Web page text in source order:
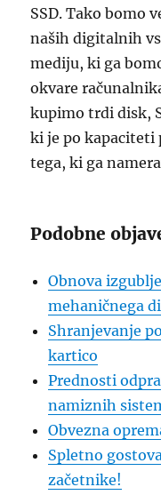
SSD. Tako bomo
naših digitalnih
mediju, ki ga
okvare
kupimo trdi disk,
ki je po kapaciteti
tega, ki ga
Podobne
Obnova
mehaničnega
Shranjevanje
kartico
Prednosti
namiznih
Obvezna
Spletno
začetnike!